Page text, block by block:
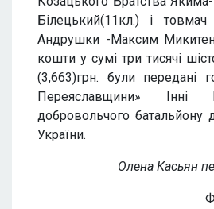
Білецький(11кл.) і
Андрушки -Максим
кошти у сумі три тисячі
(3,663)грн. були передані
Переяславщини» Інні
добровольчого батальйону
України.
Олена Касьян